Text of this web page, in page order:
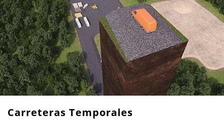
Carreteras Temporales